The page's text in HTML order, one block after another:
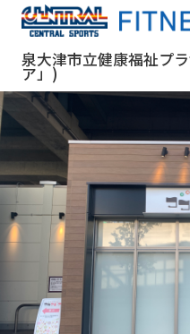
泉大津市立健康福祉プ
ア」)